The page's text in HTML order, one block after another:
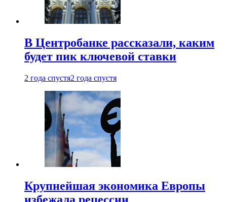
В Центробанке рассказали, каким
будет пик ключевой ставки
2 года спустя2 года спустя
Крупнейшая экономика Европы